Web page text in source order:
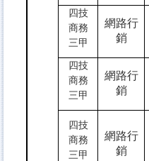
四技
商務
三甲
網路行
銷
四技
商務
三甲
網路行
銷
四技
商務
三甲
網路行
銷